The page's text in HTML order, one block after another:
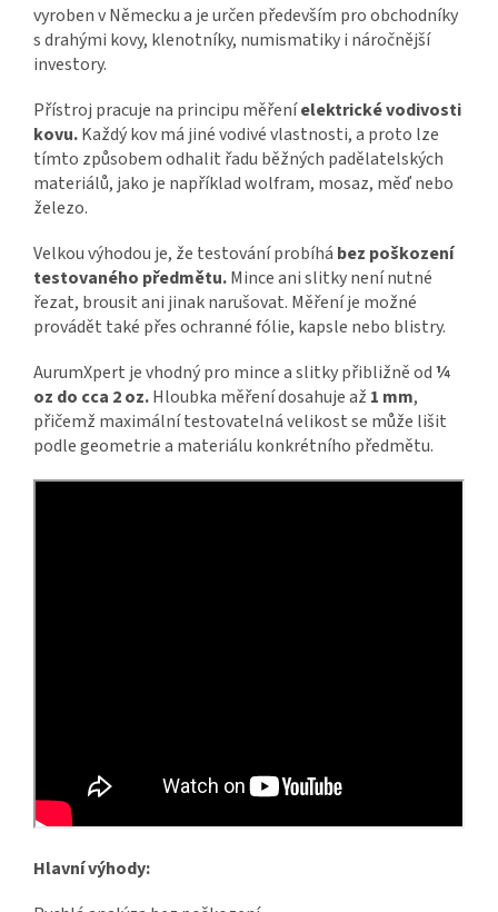
vyroben v Německu a je určen především pro obchodníky
s drahými kovy, klenotníky, numismatiky i náročnější
investory.
Přístroj pracuje na principu měřeníelektrické vodivosti
kovu.Každý kov má jiné vodivé vlastnosti, a proto lze
tímto způsobem odhalit řadu běžných padělatelských
materiálů, jako je například wolfram, mosaz, měď nebo
železo.
Velkou výhodou je, že testování probíhá bez poškození
testovaného předmětu.Mince ani slitky není nutné
řezat, brousit ani jinak narušovat. Měření je možné
provádět také přes ochranné fólie, kapsle nebo blistry.
AurumXpert je vhodný pro mince a slitky přibližně od¼
oz do cca 2 oz.Hloubka měření dosahuje až 1 mm,
přičemž maximální testovatelná velikost se může lišit
podle geometrie a materiálu konkrétního předmětu.
Hlavní výhody: